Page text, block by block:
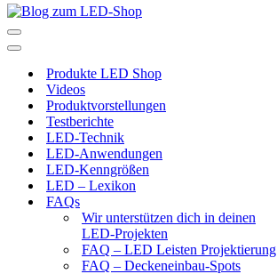
Navigationsmenü
Navigationsmenü
Produkte LED Shop
Videos
Produktvorstellungen
Testberichte
LED-Technik
LED-Anwendungen
LED-Kenngrößen
LED – Lexikon
FAQs
Wir unterstützen dich in deinen
LED-Projekten
FAQ – LED Leisten Projektierung
FAQ – Deckeneinbau-Spots